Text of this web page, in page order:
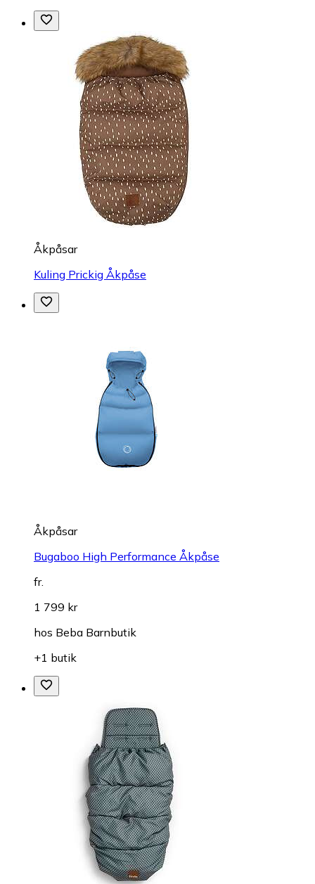
Åkpåsar
Kuling Prickig Åkpåse
Åkpåsar
Bugaboo High Performance Åkpåse
fr.
1 799 kr
hos Beba Barnbutik
+1 butik